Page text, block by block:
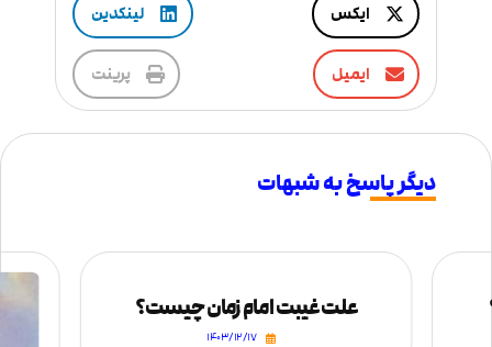
ایکس لینکدین
ایمیل پرینت
دیگر پاسخ به شبهات
علت غیبت امام زمان چیست؟
۱۴۰۳/۱۲/۱۷